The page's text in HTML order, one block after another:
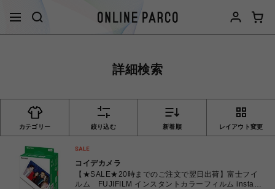
詳細検索
カテゴリー 絞り込む 新着順 レイアウト変更
コイデカメラ
【★SALE★20時までのご注文で翌日出荷】富士フイ
ルム FUJIFILM インスタントカラーフィルム instax